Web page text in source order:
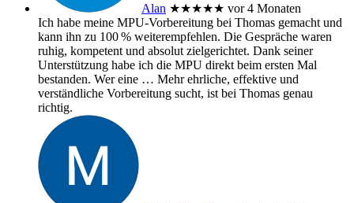
Alan ★★★★★ vor 4 Monaten
Ich habe meine MPU‑Vorbereitung bei Thomas gemacht und
kann ihn zu 100 % weiterempfehlen. Die Gespräche waren
ruhig, kompetent und absolut zielgerichtet. Dank seiner
Unterstützung habe ich die MPU direkt beim ersten Mal
bestanden. Wer eine … Mehrehrliche, effektive und
verständliche Vorbereitung sucht, ist bei Thomas genau
richtig.